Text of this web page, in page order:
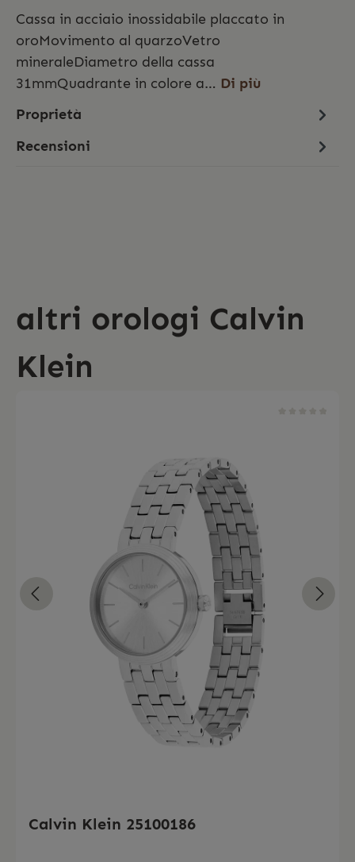
Cassa in acciaio inossidabile placcato in
oroMovimento al quarzoVetro
mineraleDiametro della cassa
31mmQuadrante in colore a… Di più
Proprietà
Recensioni
altri orologi Calvin
Klein
Calvin Klein 25100186